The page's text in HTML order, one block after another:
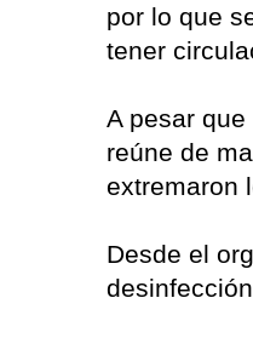
por lo que
tener
A pesar
reúne de
extremaron
Desde el